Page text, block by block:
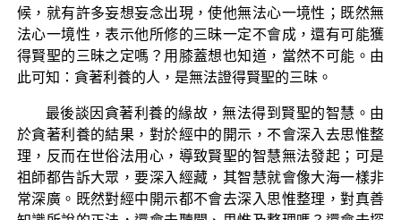
候，就有許多妄想妄念出現，使他無法心一境性；既然無
法心一境性，表示他所修的三昧一定不會成，還有可能獲
得賢聖的三昧之定嗎？用膝蓋想也知道，當然不可能。由
此可知：貪著利養的人，是無法證得賢聖的三昧。
最後談因貪著利養的緣故，無法得到賢聖的智慧。由
於貪著利養的結果，對於經中的開示，不會深入去思惟整
理，反而在世俗法用心，導致賢聖的智慧無法發起；可是
祖師都告訴大眾，要深入經藏，其智慧就會像大海一樣非
常深廣。既然對經中開示都不會去深入思惟整理，對真善